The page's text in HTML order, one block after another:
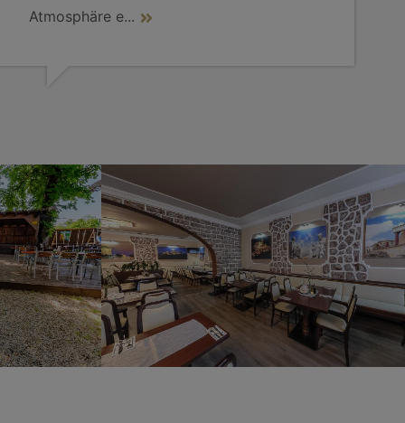
Atmosphäre e...